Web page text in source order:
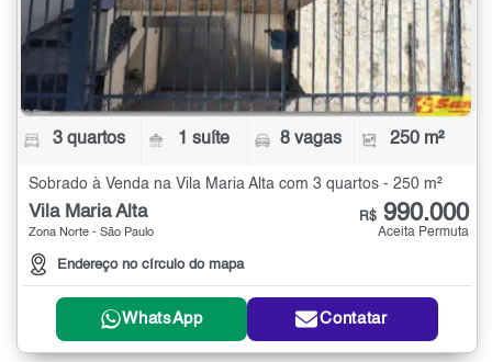
3 quartos 1 suíte 8 vagas 250 m²
Sobrado à Venda na Vila Maria Alta com 3 quartos - 250 m²
Vila Maria Alta
Zona Norte - São Paulo
Endereço no círculo do mapa
R$ 990.000
Aceita Permuta
WhatsApp Contatar